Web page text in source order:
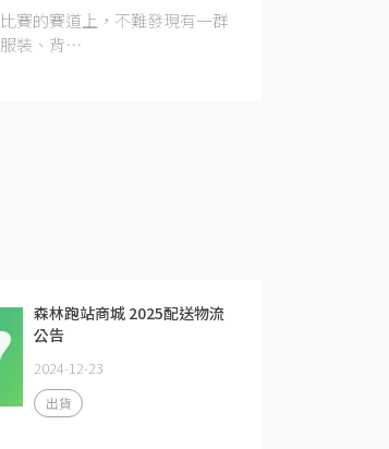
賽的賽道上，不難發現有一群
裝、背⋯
森林跑站商城 2025配送物流
公告
2024-12-23
出貨